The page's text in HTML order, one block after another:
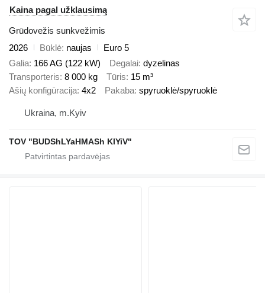
Kaina pagal užklausimą
Grūdovežis sunkvežimis
2026
Būklė naujas
Euro 5
Galia 166 AG (122 kW) Degalai dyzelinas
Transporteris 8 000 kg Tūris 15 m³
Ašių konfigūracija 4x2 Pakaba spyruoklė/spyruoklė
Ukraina, m.Kyiv
TOV "BUDShLYaHMASh KIYiV"